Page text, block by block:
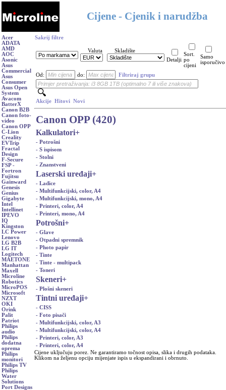
Cijene - Cjenik i narudžba
Acer
ADATA
AMD
AOC
Asonic
Asus
Commercial
Asus
Consumer
Asus Open
System
Avacom
BatterX
Canon B2B
Canon foto-
video
Canon OPP
C-Lion
Creality
EVTrip
Fractal
Design
F-Secure
FSP -
Fortron
Fujitsu
Gainward
Genesis
Genius
Gigabyte
Intel
Intellinet
IPEVO
IQ
Kingston
LC Power
Lenovo
LG B2B
LG IT
Logitech
MAETONE
Manhattan
Maxell
Microline
Robotics
MicroPOS
Microsoft
NZXT
OKI
Orink
Palit
Patriot
Philips
audio
Philips
dodatna
oprema
Philips
monitori
Philips TV
Philips
Water
Solutions
Port Designs
Sakrij filtre
Valuta
Skladište
Detalji
Sort.
po
cijeni
Samo
isporučivo
Od: do: Filtriraj grupu
Akcije Hitovi Novi
Canon OPP (420)
Kalkulatori+
- Potrošni
- S ispisom
- Stolni
- Znanstveni
Laserski uređaji+
- Ladice
- Multifunkcijski, color, A4
- Multifunkcijski, mono, A4
- Printeri, color, A4
- Printeri, mono, A4
Potrošni+
- Glave
- Otpadni spremnik
- Photo papir
- Tinte
- Tinte - multipack
- Toneri
Skeneri+
- Plošni skeneri
Tintni uređaji+
- CISS
- Foto pisači
- Multifunkcijski, color, A3
- Multifunkcijski, color, A4
- Printeri, color, A3
- Printeri, color, A4
Cijene uključuju porez. Ne garantiramo točnost opisa, slika i drugih podataka.
Klikom na željenu opciju mijenjate ispis u ekspandirani i obrnuto.